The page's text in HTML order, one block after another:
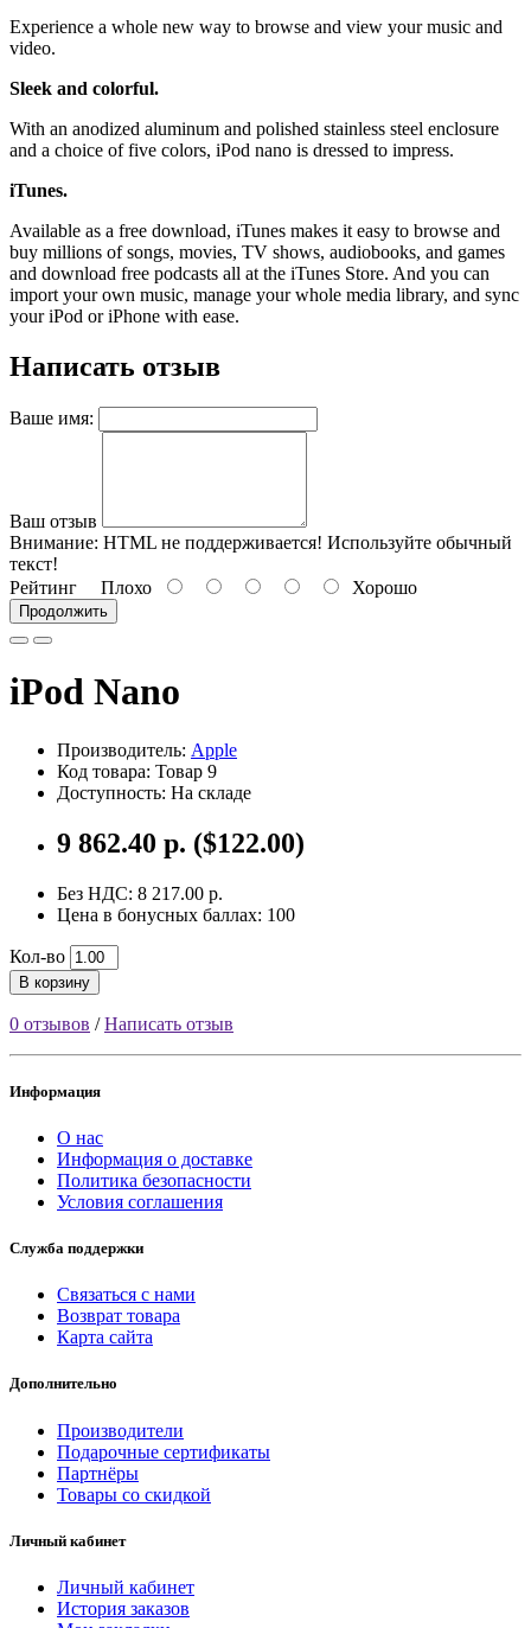
Experience a whole new way to browse and view your music and
video.
Sleek and colorful.
With an anodized aluminum and polished stainless steel enclosure
and a choice of five colors, iPod nano is dressed to impress.
iTunes.
Available as a free download, iTunes makes it easy to browse and
buy millions of songs, movies, TV shows, audiobooks, and games
and download free podcasts all at the iTunes Store. And you can
import your own music, manage your whole media library, and sync
your iPod or iPhone with ease.
Написать отзыв
Ваше имя:
Ваш отзыв
Внимание: HTML не поддерживается! Используйте обычный
текст!
Рейтинг Плохо Хорошо
Продолжить
iPod Nano
Производитель: Apple
Код товара: Товар 9
Доступность: На складе
9 862.40 р. ($122.00)
Без НДС: 8 217.00 р.
Цена в бонусных баллах: 100
Кол-во
В корзину
0 отзывов /Написать отзыв
Информация
О нас
Информация о доставке
Политика безопасности
Условия соглашения
Служба поддержки
Связаться с нами
Возврат товара
Карта сайта
Дополнительно
Производители
Подарочные сертификаты
Партнёры
Товары со скидкой
Личный кабинет
Личный кабинет
История заказов